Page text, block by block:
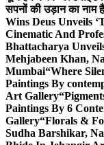
सपनों की उड़ान का नाम
Wins Deus Unveils
Cinematic And
Bhattacharya
Mehjabeen Khan,
Mumbai“Where
Paintings By
Art Gallery
Paintings By 6
Gallery“Florals &
Sudha Barshikar,